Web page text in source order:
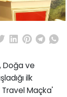
Doğa ve
ilk
Maçka'